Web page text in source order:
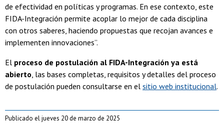
de efectividad en políticas y programas. En ese contexto, este
FIDA-Integración permite acoplar lo mejor de cada disciplina
con otros saberes, haciendo propuestas que recojan avances e
implementen innovaciones”.
El proceso de postulación al FIDA-Integración ya está
abierto , las bases completas, requisitos y detalles del proceso
de postulación pueden consultarse en el sitio web institucional.
Publicado el jueves 20 de marzo de 2025